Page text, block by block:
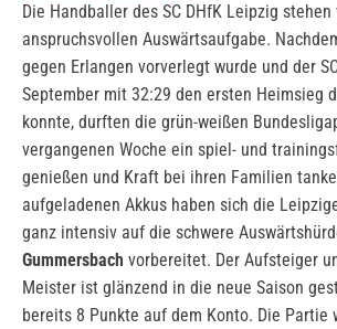
Die Handballer des SC DHfK Leipzig
anspruchsvollen Auswärtsaufgabe.
gegen Erlangen vorverlegt wurde und der
September mit 32:29 den ersten Heimsieg
konnte, durften die grün-weißen
vergangenen Woche ein spiel- und
genießen und Kraft bei ihren Familien
aufgeladenen Akkus haben sich die
ganz intensiv auf die schwere
Gummersbach vorbereitet. Der Aufsteiger
Meister ist glänzend in die neue Saison
bereits 8 Punkte auf dem Konto. Die Partie